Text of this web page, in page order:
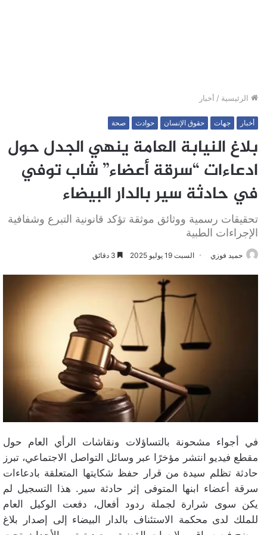
الرئيسية / أخبار
أخبار جهات حقوق الإنسان حوادث صحة
بلاغ النيابة العامة ينهي الجدل حول
ادعاءات “سرقة أعضاء” شاب توفي
في حادثة سير بالدار البيضاء
تحقيقات رسمية ووثائق موثقة تؤكد قانونية التبرع وشفافية
الإجراءات الطبية
حميد فوزي السبت 19 يوليو 2025
في أجواء مشحونة بالتساؤلات ونقاشات الرأي العام حول
مقطع فيديو انتشر مؤخرًا عبر وسائل التواصل الاجتماعي، تبرز
حادثة تظلم سيدة من قرار حفظ شكايتها المتعلقة بادعاءات
سرقة أعضاء ابنها المتوفى إثر حادثة سير. هذا التسجيل لم
يكن سوى شرارة لجملة ردود أفعال، دفعت الوكيل العام
للملك لدى محكمة الاستئناف بالدار البيضاء إلى إصدار بلاغ